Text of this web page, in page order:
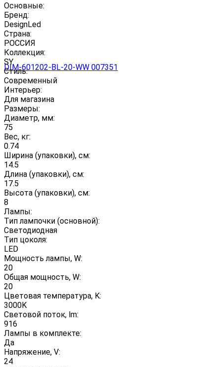
Основные:
Бренд:
DesignLed
Страна:
РОССИЯ
Коллекция:
SY
Стиль:
Современный
Интерьер:
Для магазина
Размеры:
Диаметр, мм:
75
Вес, кг:
0.74
Ширина (упаковки), см:
14.5
Длина (упаковки), см:
17.5
Высота (упаковки), см:
8
Лампы:
Тип лампочки (основной):
Светодиодная
Тип цоколя:
LED
Мощность лампы, W:
20
Общая мощность, W:
20
Цветовая температура, K:
3000K
Световой поток, lm:
916
Лампы в комплекте:
Да
Напряжение, V:
24